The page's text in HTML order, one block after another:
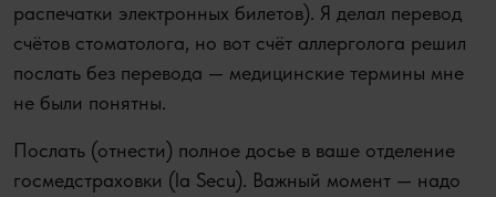
распечатки электронных билетов). Я делал перевод
счётов стоматолога, но вот счёт аллергологa решил
послать без перевода — медицинские термины мне
не были понятны.
Послать (отнести) полное досье в ваше отделение
госмедстраховки (la Secu). Важный момент — надо